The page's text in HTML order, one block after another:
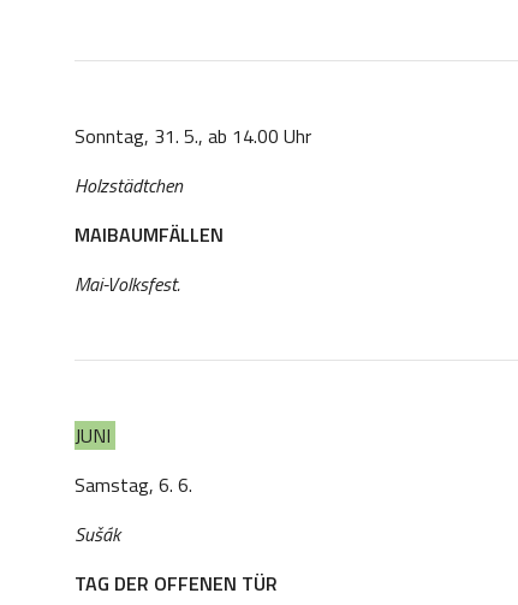
Sonntag, 31. 5., ab 14.00 Uhr
Holzstädtchen
MAIBAUMFÄLLEN
Mai-Volksfest.
JUNI
Samstag, 6. 6.
Sušák
TAG DER OFFENEN TÜR